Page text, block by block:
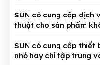
SUN có cung cấp dịch
thuật cho sản phẩm
SUN có cung cấp thiết
nhỏ hay chỉ tập trung